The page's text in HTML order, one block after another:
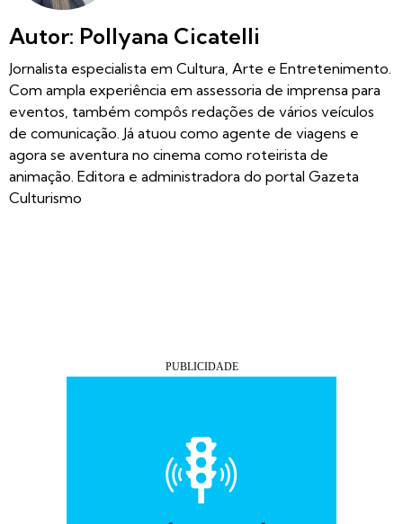
Autor: Pollyana Cicatelli
Jornalista especialista em Cultura, Arte e Entretenimento.
Com ampla experiência em assessoria de imprensa para
eventos, também compôs redações de vários veículos
de comunicação. Já atuou como agente de viagens e
agora se aventura no cinema como roteirista de
animação. Editora e administradora do portal Gazeta
Culturismo